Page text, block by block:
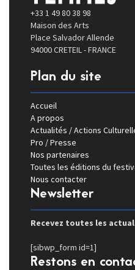
+33 1 49 80 38 98
Maison des Arts
Place Salvador Allende
94000 CRETEIL - FRANCE
Plan du site
Accueil
A propos
Actualités / Actions
Pro / Presse
Nos partenaires
Toutes les éditions du
Nous contacter
Newsletter
Recevez toutes les
[sibwp_form id=1]
Restons en